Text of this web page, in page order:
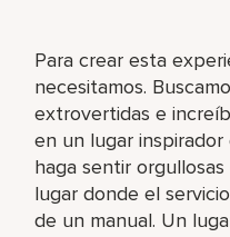
Para crear esta
necesitamos.
extrovertidas e
en un lugar
haga sentir
lugar donde el
de un manual. Un